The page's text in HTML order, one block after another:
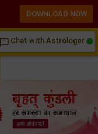
chat_bubble_outline Chat with Astrologer
DOWNLOAD NOW